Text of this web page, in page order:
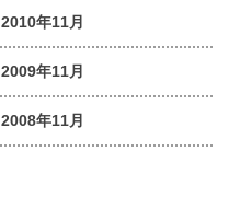
2010年11月
2009年11月
2008年11月